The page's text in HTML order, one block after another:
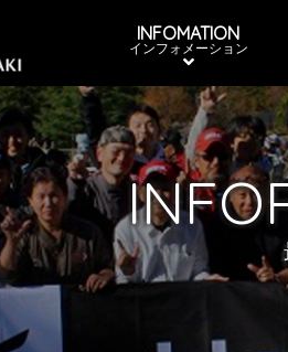
INFOMATION
インフォメーション